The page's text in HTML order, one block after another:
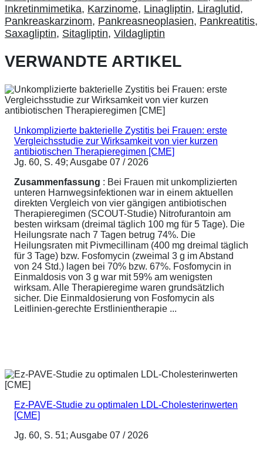
Inkretinmimetika, Karzinome, Linagliptin, Liraglutid,
Pankreaskarzinom, Pankreasneoplasien, Pankreatitis,
Saxagliptin, Sitagliptin, Vildagliptin
VERWANDTE ARTIKEL
Unkomplizierte bakterielle Zystitis bei Frauen: erste
Vergleichsstudie zur Wirksamkeit von vier kurzen
antibiotischen Therapieregimen [CME]
Jg. 60, S. 49; Ausgabe 07 / 2026
Zusammenfassung : Bei Frauen mit unkomplizierten
unteren Harnwegsinfektionen war in einem aktuellen
direkten Vergleich von vier gängigen antibiotischen
Therapieregimen (SCOUT-Studie) Nitrofurantoin am
besten wirksam (dreimal täglich 100 mg für 5 Tage). Die
Heilungsrate nach 7 Tagen betrug 74%. Die
Heilungsraten mit Pivmecillinam (400 mg dreimal täglich
für 3 Tage) bzw. Fosfomycin (zweimal 3 g im Abstand
von 24 Std.) lagen bei 70% bzw. 67%. Fosfomycin in
Einmaldosis von 3 g war mit 59% am wenigsten
wirksam. Alle Therapieregime waren grundsätzlich
sicher. Die Einmaldosierung von Fosfomycin als
Leitlinien-gerechte Erstlinientherapie ...
Ez-PAVE-Studie zu optimalen LDL-Cholesterinwerten
[CME]
Jg. 60, S. 51; Ausgabe 07 / 2026